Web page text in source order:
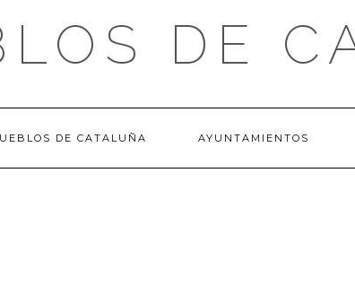
DE
DE CATALUÑA AYUNTAMIENTOS